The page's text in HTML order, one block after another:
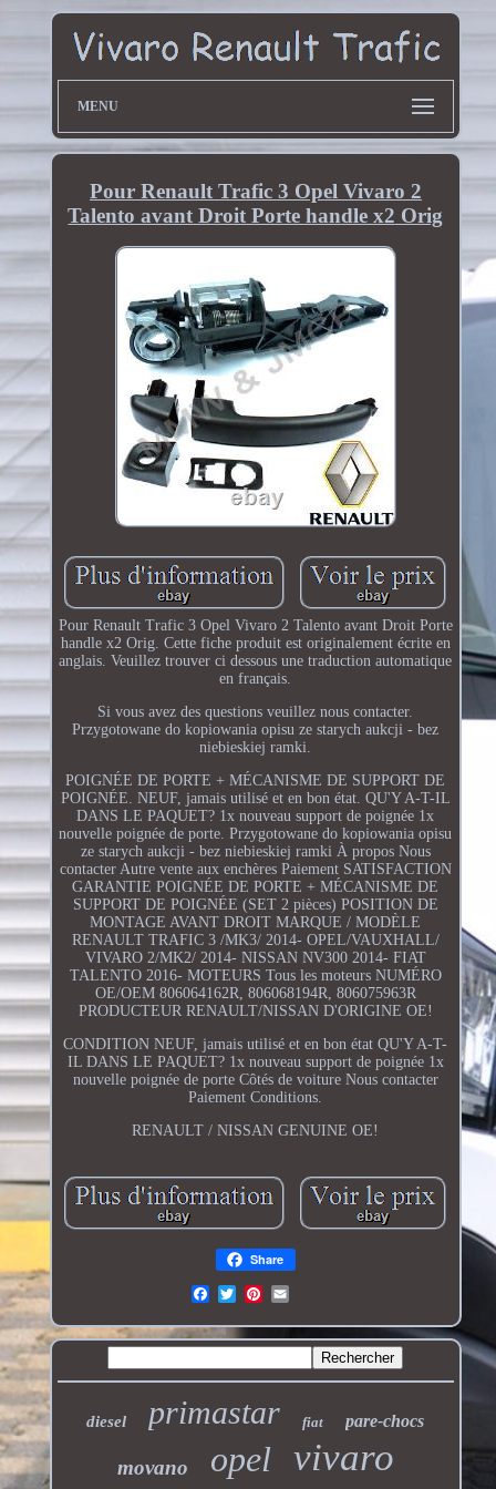
MENU
Pour Renault Trafic 3 Opel Vivaro 2
Talento avant Droit Porte handle x2 Orig
Pour Renault Trafic 3 Opel Vivaro 2 Talento avant Droit Porte
handle x2 Orig. Cette fiche produit est originalement écrite en
anglais. Veuillez trouver ci dessous une traduction automatique
en français.
Si vous avez des questions veuillez nous contacter.
Przygotowane do kopiowania opisu ze starych aukcji - bez
niebieskiej ramki.
POIGNÉE DE PORTE + MÉCANISME DE SUPPORT DE
POIGNÉE. NEUF, jamais utilisé et en bon état. QU'Y A-T-IL
DANS LE PAQUET? 1x nouveau support de poignée 1x
nouvelle poignée de porte. Przygotowane do kopiowania opisu
ze starych aukcji - bez niebieskiej ramki À propos Nous
contacter Autre vente aux enchères Paiement SATISFACTION
GARANTIE POIGNÉE DE PORTE + MÉCANISME DE
SUPPORT DE POIGNÉE (SET 2 pièces) POSITION DE
MONTAGE AVANT DROIT MARQUE / MODÈLE
RENAULT TRAFIC 3 /MK3/ 2014- OPEL/VAUXHALL/
VIVARO 2/MK2/ 2014- NISSAN NV300 2014- FIAT
TALENTO 2016- MOTEURS Tous les moteurs NUMÉRO
OE/OEM 806064162R, 806068194R, 806075963R
PRODUCTEUR RENAULT/NISSAN D'ORIGINE OE!
CONDITION NEUF, jamais utilisé et en bon état QU'Y A-T-
IL DANS LE PAQUET? 1x nouveau support de poignée 1x
nouvelle poignée de porte Côtés de voiture Nous contacter
Paiement Conditions.
RENAULT / NISSAN GENUINE OE!
Share
diesel primastar fiat pare-chocs
movano opel vivaro